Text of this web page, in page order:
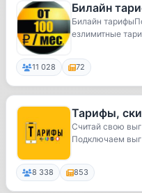
Билайн
Билайн
езлимитные
11 028 72
Тарифы,
Считай свою
Подключаем
8 338 853